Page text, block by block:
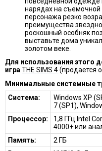
нарядах на съемочной
персонажа резко
преимущества
роскошный особняк
выставьте дома
золотом веке.
Для использования этого
игра THE SIMS 4(продается
Минимальные системные
Система:
Windows XP
7 (SP1),
Процессор:
1,8 ГГц Intel
4000+ или
Память:
2 ГБ